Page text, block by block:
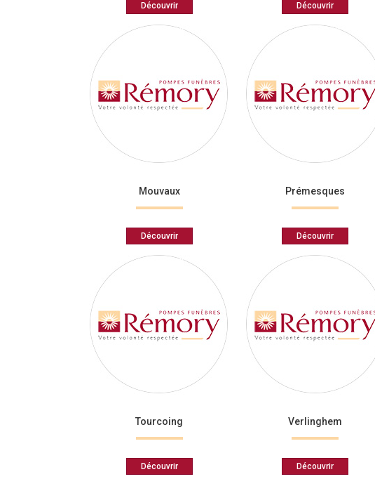
Découvrir Découvrir
Mouvaux
Découvrir
Prémesques
Découvrir
Tourcoing
Découvrir
Verlinghem
Découvrir